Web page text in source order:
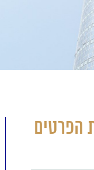
הפרטים